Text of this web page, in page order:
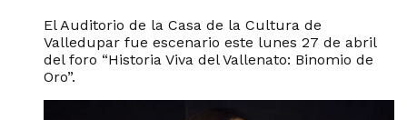
El Auditorio de la Casa de la Cultura de
Valledupar fue escenario este lunes 27 de abril
del foro “Historia Viva del Vallenato: Binomio de
Oro”.